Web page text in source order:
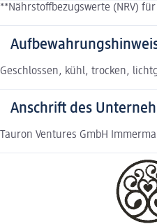
**Nährstoffbezugswerte (NRV)
Geschlossen, kühl, trocken,
Anschrift des
Tauron Ventures GmbH